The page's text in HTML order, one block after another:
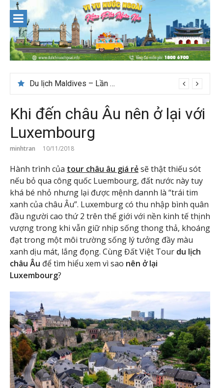
content
Du lịch Maldives – Lần đầu nên đi đâu, chơi gì?
Khi đến châu Âu nên ở lại với
Luxembourg
minhtran 10/11/2018
Hành trình của tour châu âu giá rẻsẽ thật thiếu sót
nếu bỏ qua công quốc Luembourg, đất nước này tuy
khá bé nhỏ nhưng lại được mệnh dannh là “trái tim
xanh của châu Âu”. Luxemburg có thu nhập bình quân
đầu người cao thứ 2 trên thế giới với nền kinh tế thịnh
vượng trong khi vẫn giữ nhịp sống thong thả, khoáng
đạt trong một môi trường sống lý tưởng đầy màu
xanh dịu mát, lắng đọng. Cùng Đất Việt Tour du lịch
châu Âu để tìm hiểu xem vì sao nên ở lại
Luxembourg?